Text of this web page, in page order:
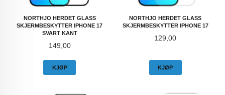
NORTHJO HERDET GLASS
SKJERMBESKYTTER IPHONE 17
SVART KANT
Pris
149,00
KJØP
NORTHJO HERDET GLASS
SKJERMBESKYTTER IPHONE 17
Pris
129,00
KJØP